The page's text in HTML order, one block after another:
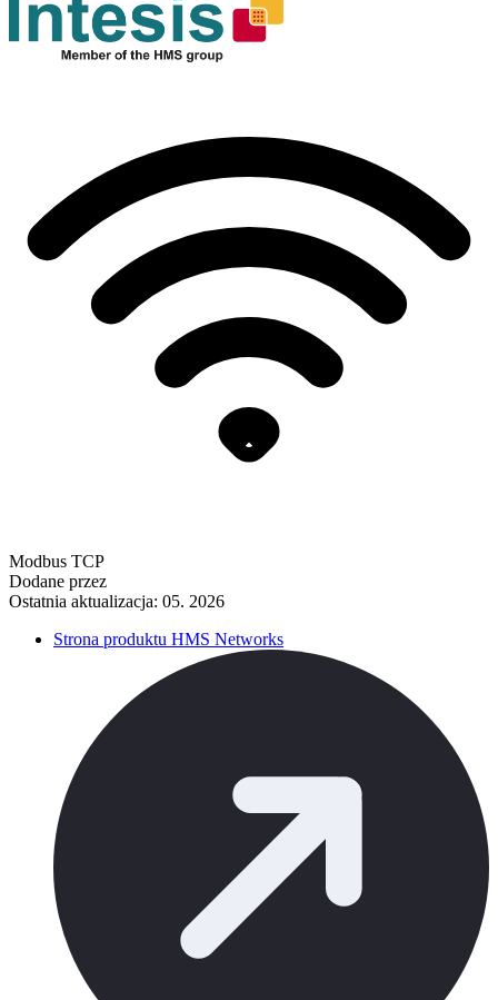
Modbus TCP
Dodane przez
Ostatnia aktualizacja: 05. 2026
Strona produktu HMS Networks